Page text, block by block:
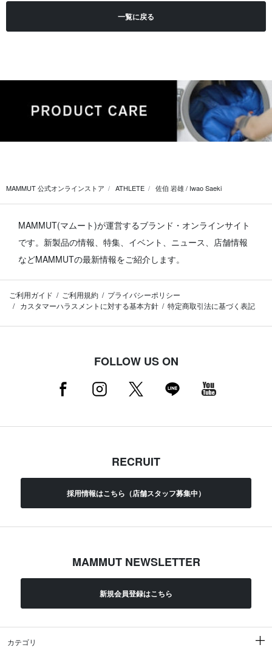
一覧に戻る
MAMMUT 公式オンラインストア ATHLETE 佐伯 岩雄 / Iwao Saeki
MAMMUT(マムート)が運営するブランド・オンラインサイト
です。 新製品の情報、特集、イベント、ニュース、店舗情報
などMAMMUTの最新情報をご紹介します。
ご利用ガイド ご利用規約
プライバシーポリシー
カスタマーハラスメントに対する基本方針
特定商取引法に基づく表記
FOLLOW US ON
RECRUIT
採用情報はこちら（店舗スタッフ募集中）
MAMMUT NEWSLETTER
新規会員登録はこちら
カテゴリ